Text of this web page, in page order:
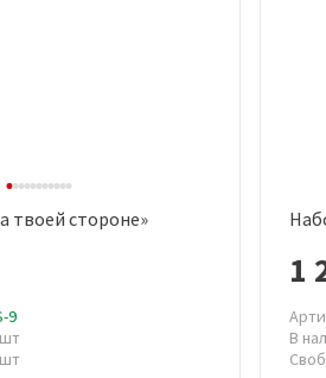
просмотр
твоей стороне»
9
1
В